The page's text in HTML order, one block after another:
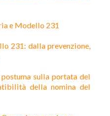
e Modello 231
231: dalla prevenzione,
sulla portata del
della nomina del